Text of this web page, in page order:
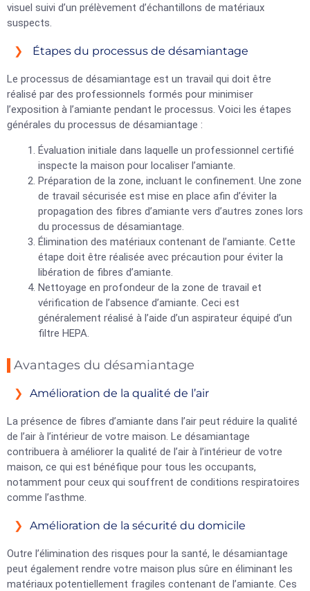
visuel suivi d’un prélèvement d’échantillons de matériaux
suspects.
Étapes du processus de désamiantage
Le processus de désamiantage est un travail qui doit être
réalisé par des professionnels formés pour minimiser
l’exposition à l’amiante pendant le processus. Voici les étapes
générales du processus de désamiantage :
Évaluation initiale dans laquelle un professionnel certifié
inspecte la maison pour localiser l’amiante.
Préparation de la zone, incluant le confinement. Une zone
de travail sécurisée est mise en place afin d’éviter la
propagation des fibres d’amiante vers d’autres zones lors
du processus de désamiantage.
Élimination des matériaux contenant de l’amiante. Cette
étape doit être réalisée avec précaution pour éviter la
libération de fibres d’amiante.
Nettoyage en profondeur de la zone de travail et
vérification de l’absence d’amiante. Ceci est
généralement réalisé à l’aide d’un aspirateur équipé d’un
filtre HEPA.
Avantages du désamiantage
Amélioration de la qualité de l’air
La présence de fibres d’amiante dans l’air peut réduire la qualité
de l’air à l’intérieur de votre maison. Le désamiantage
contribuera à améliorer la qualité de l’air à l’intérieur de votre
maison, ce qui est bénéfique pour tous les occupants,
notamment pour ceux qui souffrent de conditions respiratoires
comme l’asthme.
Amélioration de la sécurité du domicile
Outre l’élimination des risques pour la santé, le désamiantage
peut également rendre votre maison plus sûre en éliminant les
matériaux potentiellement fragiles contenant de l’amiante. Ces